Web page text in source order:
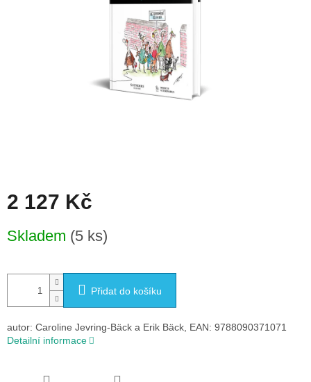
2 127 Kč
cena:
Skladem (5 ks)
Přidat do košíku
autor: Caroline Jevring-Bäck a Erik Bäck, EAN: 9788090371071
Detailní informace